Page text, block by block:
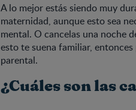
A lo mejor estás siendo muy
maternidad, aunque esto sea
mental. O cancelas una noche
esto te suena familiar,
parental.
¿Cuáles son las